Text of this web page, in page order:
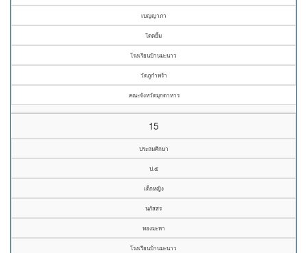
เบญญาภา
โดดยิ้ม
โรงเรียนบ้านมะนาว
วัดภูกำพร้า
คณะจังหวัดมุกดาหาร
15
ประถมศึกษา
ป.๕
เด็กหญิง
นภัสสร
ทองมะหา
โรงเรียนบ้านมะนาว